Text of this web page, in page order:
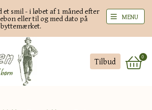
smil - i løbet af 1 måned efter
eller til og med dato på
byttemærket.
Tilbud 0
MENU